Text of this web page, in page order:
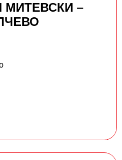
МИТЕВСКИ –